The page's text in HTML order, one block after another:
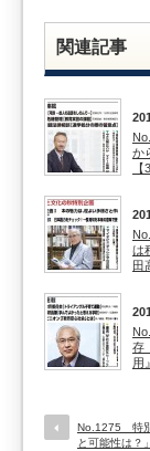
関連記事
か
は
田
存
用
No.1275 特別
と可能性は？